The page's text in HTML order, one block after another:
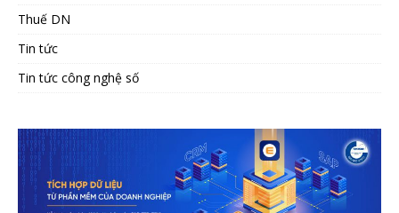
Thuế DN
Tin tức
Tin tức công nghệ số